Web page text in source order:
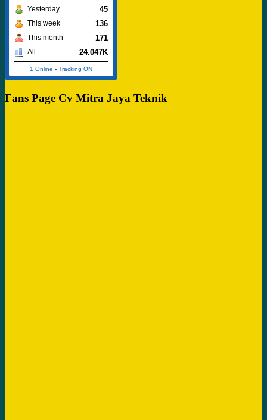
Yesterday 45
This week 136
This month 171
All 24.047K
1 Online - Tracking ON
Fans Page Cv Mitra Jaya Teknik